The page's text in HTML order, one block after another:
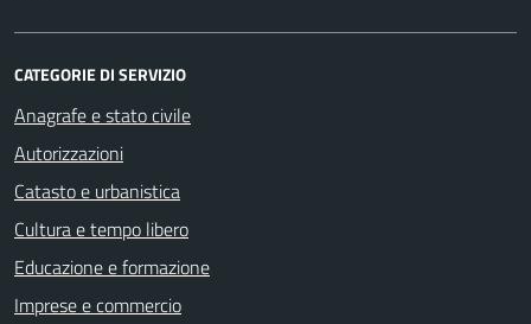
CATEGORIE DI SERVIZIO
Anagrafe e stato civile
Autorizzazioni
Catasto e urbanistica
Cultura e tempo libero
Educazione e formazione
Imprese e commercio